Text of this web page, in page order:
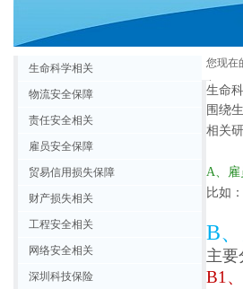
您现在
生命科学相关
物流安全保障
责任安全相关
雇员安全保障
贸易信用损失保障
财产损失相关
工程安全相关
网络安全相关
深圳科技保险
生命
围绕
相关
A、雇
比如：
B
主要
B1